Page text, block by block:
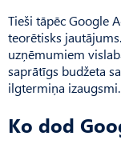
Tieši tāpēc Google
teorētisks
uzņēmumiem
saprātīgs budžeta
ilgtermiņa izaugsmi.
Ko dod